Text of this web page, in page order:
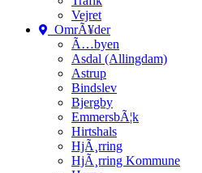
Vejret
OmrÃ¥der
Ã…byen
Asdal (Allingdam)
Astrup
Bindslev
Bjergby
EmmersbÃ¦k
Hirtshals
HjÃ¸rring
HjÃ¸rring Kommune